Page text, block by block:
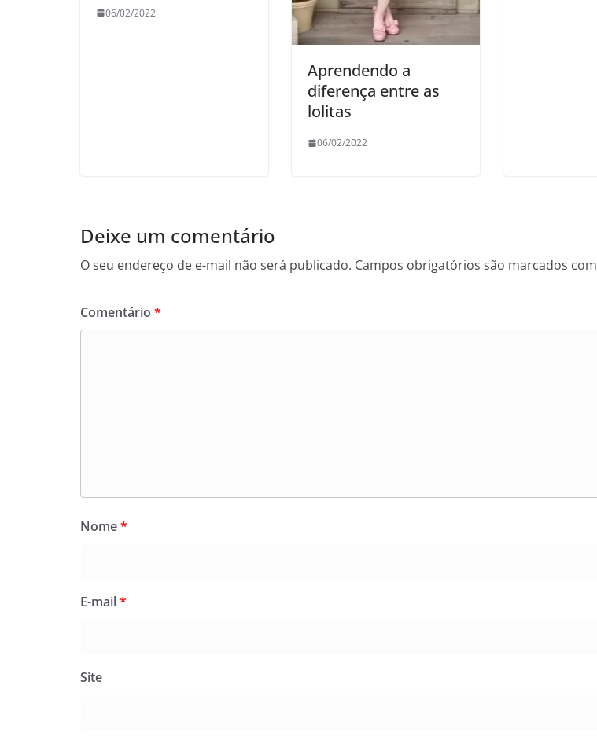
06/02/2022
Aprendendo a
diferença entre as
lolitas
06/02/2022
Deixe um comentário
O seu endereço de e-mail não será publicado. Campos obrigatórios são marcados com
Comentário *
Nome*
E-mail*
Site